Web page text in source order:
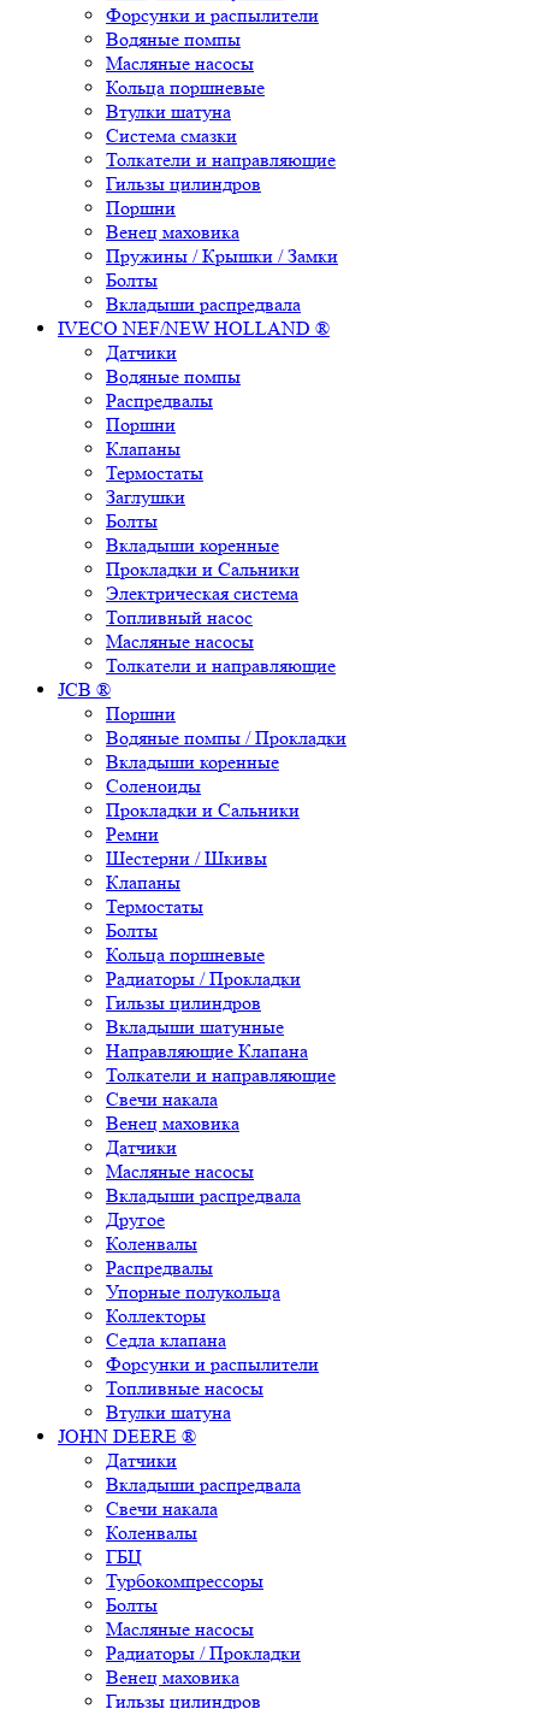
Форсунки и распылители
Водяные помпы
Масляные насосы
Кольца поршневые
Втулки шатуна
Система смазки
Толкатели и направляющие
Гильзы цилиндров
Поршни
Венец маховика
Пружины / Крышки / Замки
Болты
Вкладыши распредвала
IVECO NEF/NEW HOLLAND ®
Датчики
Водяные помпы
Распредвалы
Поршни
Клапаны
Термостаты
Заглушки
Болты
Вкладыши коренные
Прокладки и Сальники
Электрическая система
Топливный насос
Масляные насосы
Толкатели и направляющие
JCB ®
Поршни
Водяные помпы / Прокладки
Вкладыши коренные
Соленоиды
Прокладки и Сальники
Ремни
Шестерни / Шкивы
Клапаны
Термостаты
Болты
Кольца поршневые
Радиаторы / Прокладки
Гильзы цилиндров
Вкладыши шатунные
Направляющие Клапана
Толкатели и направляющие
Свечи накала
Венец маховика
Датчики
Масляные насосы
Вкладыши распредвала
Другое
Коленвалы
Распредвалы
Упорные полукольца
Коллекторы
Седла клапана
Форсунки и распылители
Топливные насосы
Втулки шатуна
JOHN DEERE ®
Датчики
Вкладыши распредвала
Свечи накала
Коленвалы
ГБЦ
Турбокомпрессоры
Болты
Масляные насосы
Радиаторы / Прокладки
Венец маховика
Гильзы цилиндров